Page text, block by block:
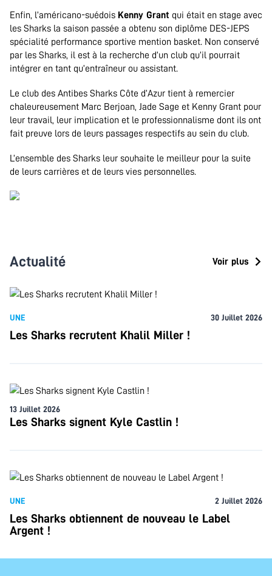
Enfin, l’américano-suédois Kenny Grant qui était en stage avec
les Sharks la saison passée a obtenu son diplôme DES-JEPS
spécialité performance sportive mention basket. Non conservé
par les Sharks, il est à la recherche d’un club qu’il pourrait
intégrer en tant qu’entraîneur ou assistant.
Le club des Antibes Sharks Côte d’Azur tient à remercier
chaleureusement Marc Berjoan, Jade Sage et Kenny Grant pour
leur travail, leur implication et le professionnalisme dont ils ont
fait preuve lors de leurs passages respectifs au sein du club.
L’ensemble des Sharks leur souhaite le meilleur pour la suite
de leurs carrières et de leurs vies personnelles.
Actualité Voir plus
UNE 30 Juillet 2026
Les Sharks recrutent Khalil Miller !
13 Juillet 2026
Les Sharks signent Kyle Castlin !
UNE 2 Juillet 2026
Les Sharks obtiennent de nouveau le Label
Argent !